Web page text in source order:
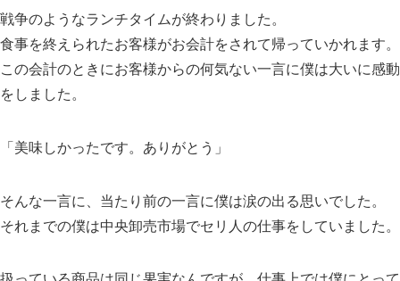
戦争のようなランチタイムが終わりました。
食事を終えられたお客様がお会計をされて帰っていかれます。
この会計のときにお客様からの何気ない一言に僕は大いに感動
をしました。
「美味しかったです。ありがとう」
そんな一言に、当たり前の一言に僕は涙の出る思いでした。
それまでの僕は中央卸売市場でセリ人の仕事をしていました。